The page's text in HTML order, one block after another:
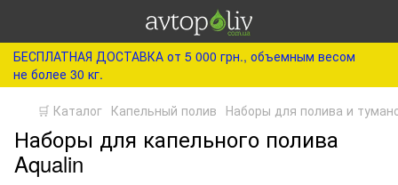
БЕСПЛАТНАЯ ДОСТАВКА от 5 000 грн., объемным весом
не более 30 кг.
🛒 Каталог Капельный полив Наборы для полива и
Наборы для капельного полива
Aqualin